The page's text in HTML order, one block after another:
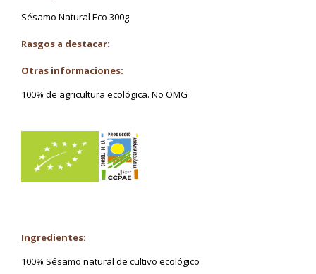
Sésamo Natural Eco 300g
Rasgos a destacar:
Otras informaciones:
100% de agricultura ecológica. No OMG
Ingredientes:
100% Sésamo natural de cultivo ecológico